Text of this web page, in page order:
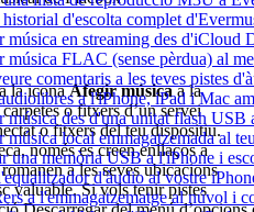
d'escolta complet
música en streaming des d'iCloud
música FLAC (sense pèrdua) al
comentaris a les teves pistes
a l'iPhone, iPad i Mac
música des d'una unitat flash
música local emmagatzemada al
una memòria USB a l'iPhone i
d'àudio al vostre
a l'emmagatzematge al núvol i
la iconaAfegir músicaa la
o fitxers d’un servei
o fitxers del teu dispositiu.
només es creen enllaços a
a les seves ubicacions
valuable. Si vols tenir pistes